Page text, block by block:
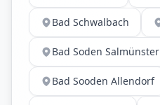
Bad Schwalbach
Bad Soden Salmünster
Bad Sooden Allendorf